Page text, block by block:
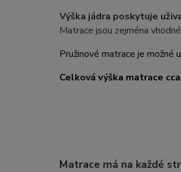
Výška jádra poskytuje
Matrace jsou zejména
Pružinové matrace je možné
Celková výška matrace
Matrace má na každé